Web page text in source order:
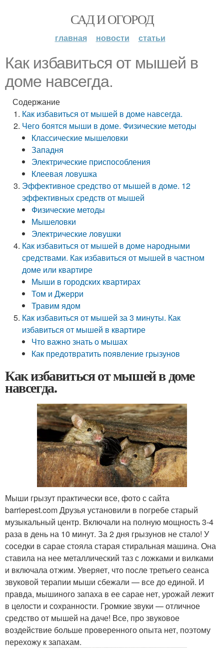
САД И ОГОРОД
главная новости статьи
Как избавиться от мышей в
доме навсегда.
Содержание
Как избавиться от мышей в доме навсегда.
Чего боятся мыши в доме. Физические методы
Классические мышеловки
Западня
Электрические приспособления
Клеевая ловушка
Эффективное средство от мышей в доме. 12
эффективных средств от мышей
Физические методы
Мышеловки
Электрические ловушки
Как избавиться от мышей в доме народными
средствами. Как избавиться от мышей в частном
доме или квартире
Мыши в городских квартирах
Том и Джерри
Травим ядом
Как избавиться от мышей за 3 минуты. Как
избавиться от мышей в квартире
Что важно знать о мышах
Как предотвратить появление грызунов
Как избавиться от мышей в доме
навсегда.
Мыши грызут практически все, фото с сайта
barriepest.com Друзья установили в погребе старый
музыкальный центр. Включали на полную мощность 3-4
раза в день на 10 минут. За 2 дня грызунов не стало! У
соседки в сарае стояла старая стиральная машина. Она
ставила на нее металлический таз с ложками и вилками
и включала отжим. Уверяет, что после третьего сеанса
звуковой терапии мыши сбежали — все до единой. И
правда, мышиного запаха в ее сарае нет, урожай лежит
в целости и сохранности. Громкие звуки — отличное
средство от мышей на даче! Все, про звуковое
воздействие больше проверенного опыта нет, поэтому
перехожу к запахам.